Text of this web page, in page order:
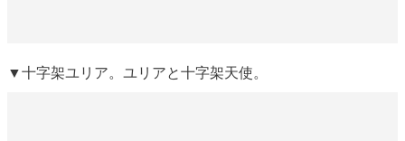
▼十字架ユリア。ユリアと十字架天使。